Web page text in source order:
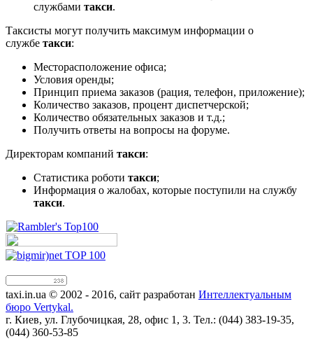
службами такси.
Таксисты могут получить максимум информации о
службе такси:
Месторасположение офиса;
Условия оренды;
Принцип приема заказов (рация, телефон, приложение);
Количество заказов, процент диспетчерской;
Количество обязательных заказов и т.д.;
Получить ответы на вопросы на форуме.
Директорам компаний такси:
Статистика роботи такси;
Информация о жалобах, которые поступили на службу
такси.
taxi.in.ua © 2002 - 2016, сайт разработан Интеллектуальным
бюро Vertykal.
г. Киев, ул. Глубочицкая, 28, офис 1, 3. Тел.: (044) 383-19-35,
(044) 360-53-85